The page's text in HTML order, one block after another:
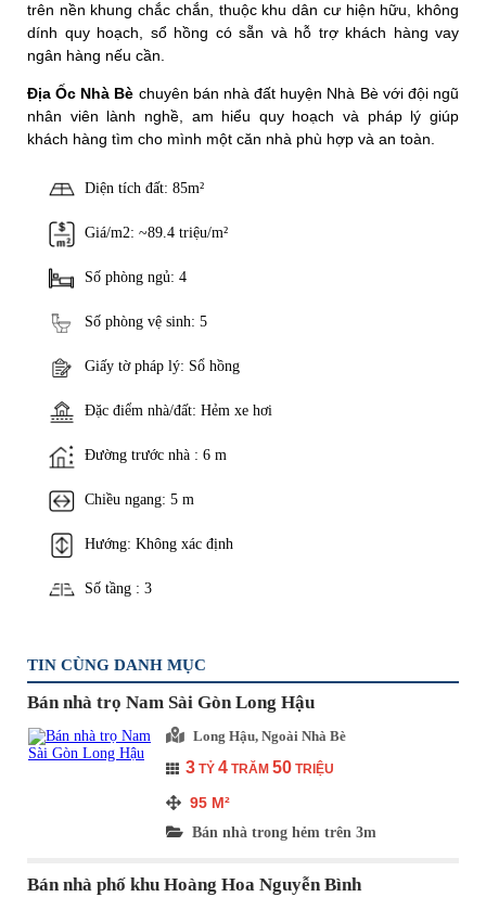
trên nền khung chắc chắn, thuộc khu dân cư hiện hữu, không
dính quy hoạch, sổ hồng có sẵn và hỗ trợ khách hàng vay
ngân hàng nếu cần.
Địa Ốc Nhà Bè chuyên bán nhà đất huyện Nhà Bè với đội ngũ
nhân viên lành nghề, am hiểu quy hoạch và pháp lý giúp
khách hàng tìm cho mình một căn nhà phù hợp và an toàn.
Diện tích đất: 85m²
Giá/m2: ~89.4 triệu/m²
Số phòng ngủ: 4
Số phòng vệ sinh: 5
Giấy tờ pháp lý: Sổ hồng
Đặc điểm nhà/đất: Hẻm xe hơi
Đường trước nhà : 6 m
Chiều ngang: 5 m
Hướng: Không xác định
Số tầng : 3
TIN CÙNG DANH MỤC
Bán nhà trọ Nam Sài Gòn Long Hậu
Long Hậu, Ngoài Nhà Bè
3 TỶ4 TRĂM50 TRIỆU
95 M²
Bán nhà trong hẻm trên 3m
Bán nhà phố khu Hoàng Hoa Nguyễn Bình